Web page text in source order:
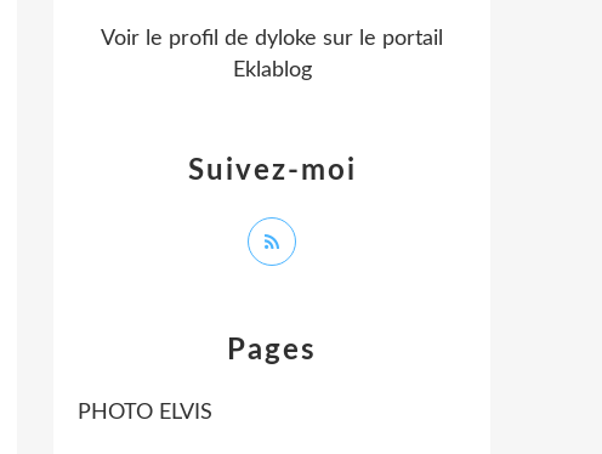
Pages
PHOTO ELVIS
Suivez-moi
Voir le profil de dyloke sur le portail
Eklablog